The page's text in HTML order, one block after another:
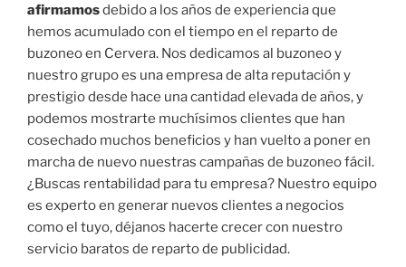
afirmamosdebido a los años de experiencia que
hemos acumulado con el tiempo en el reparto de
buzoneo en Cervera. Nos dedicamos al buzoneo y
nuestro grupo es una empresa de alta reputación y
prestigio desde hace una cantidad elevada de años, y
podemos mostrarte muchísimos clientes que han
cosechado muchos beneficios y han vuelto a poner en
marcha de nuevo nuestras campañas de buzoneo fácil.
¿Buscas rentabilidad para tu empresa? Nuestro equipo
es experto en generar nuevos clientes a negocios
como el tuyo, déjanos hacerte crecer con nuestro
servicio baratos de reparto de publicidad.